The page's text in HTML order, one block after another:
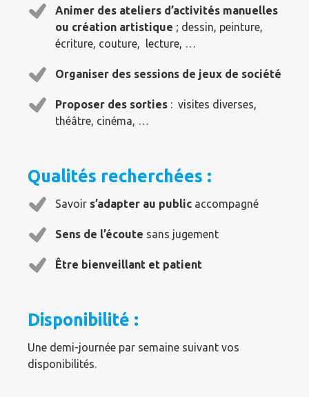
Animer des ateliers d’activités manuelles
ou création artistique ; dessin, peinture,
écriture, couture, lecture, …
Organiser des sessions de jeux de société
Proposer des sorties : visites diverses,
théâtre, cinéma, …
Qualités recherchées :
Savoir s’adapter au public accompagné
Sens de l’écoute sans jugement
Être bienveillant et patient
Disponibilité :
Une demi-journée par semaine suivant vos
disponibilités.